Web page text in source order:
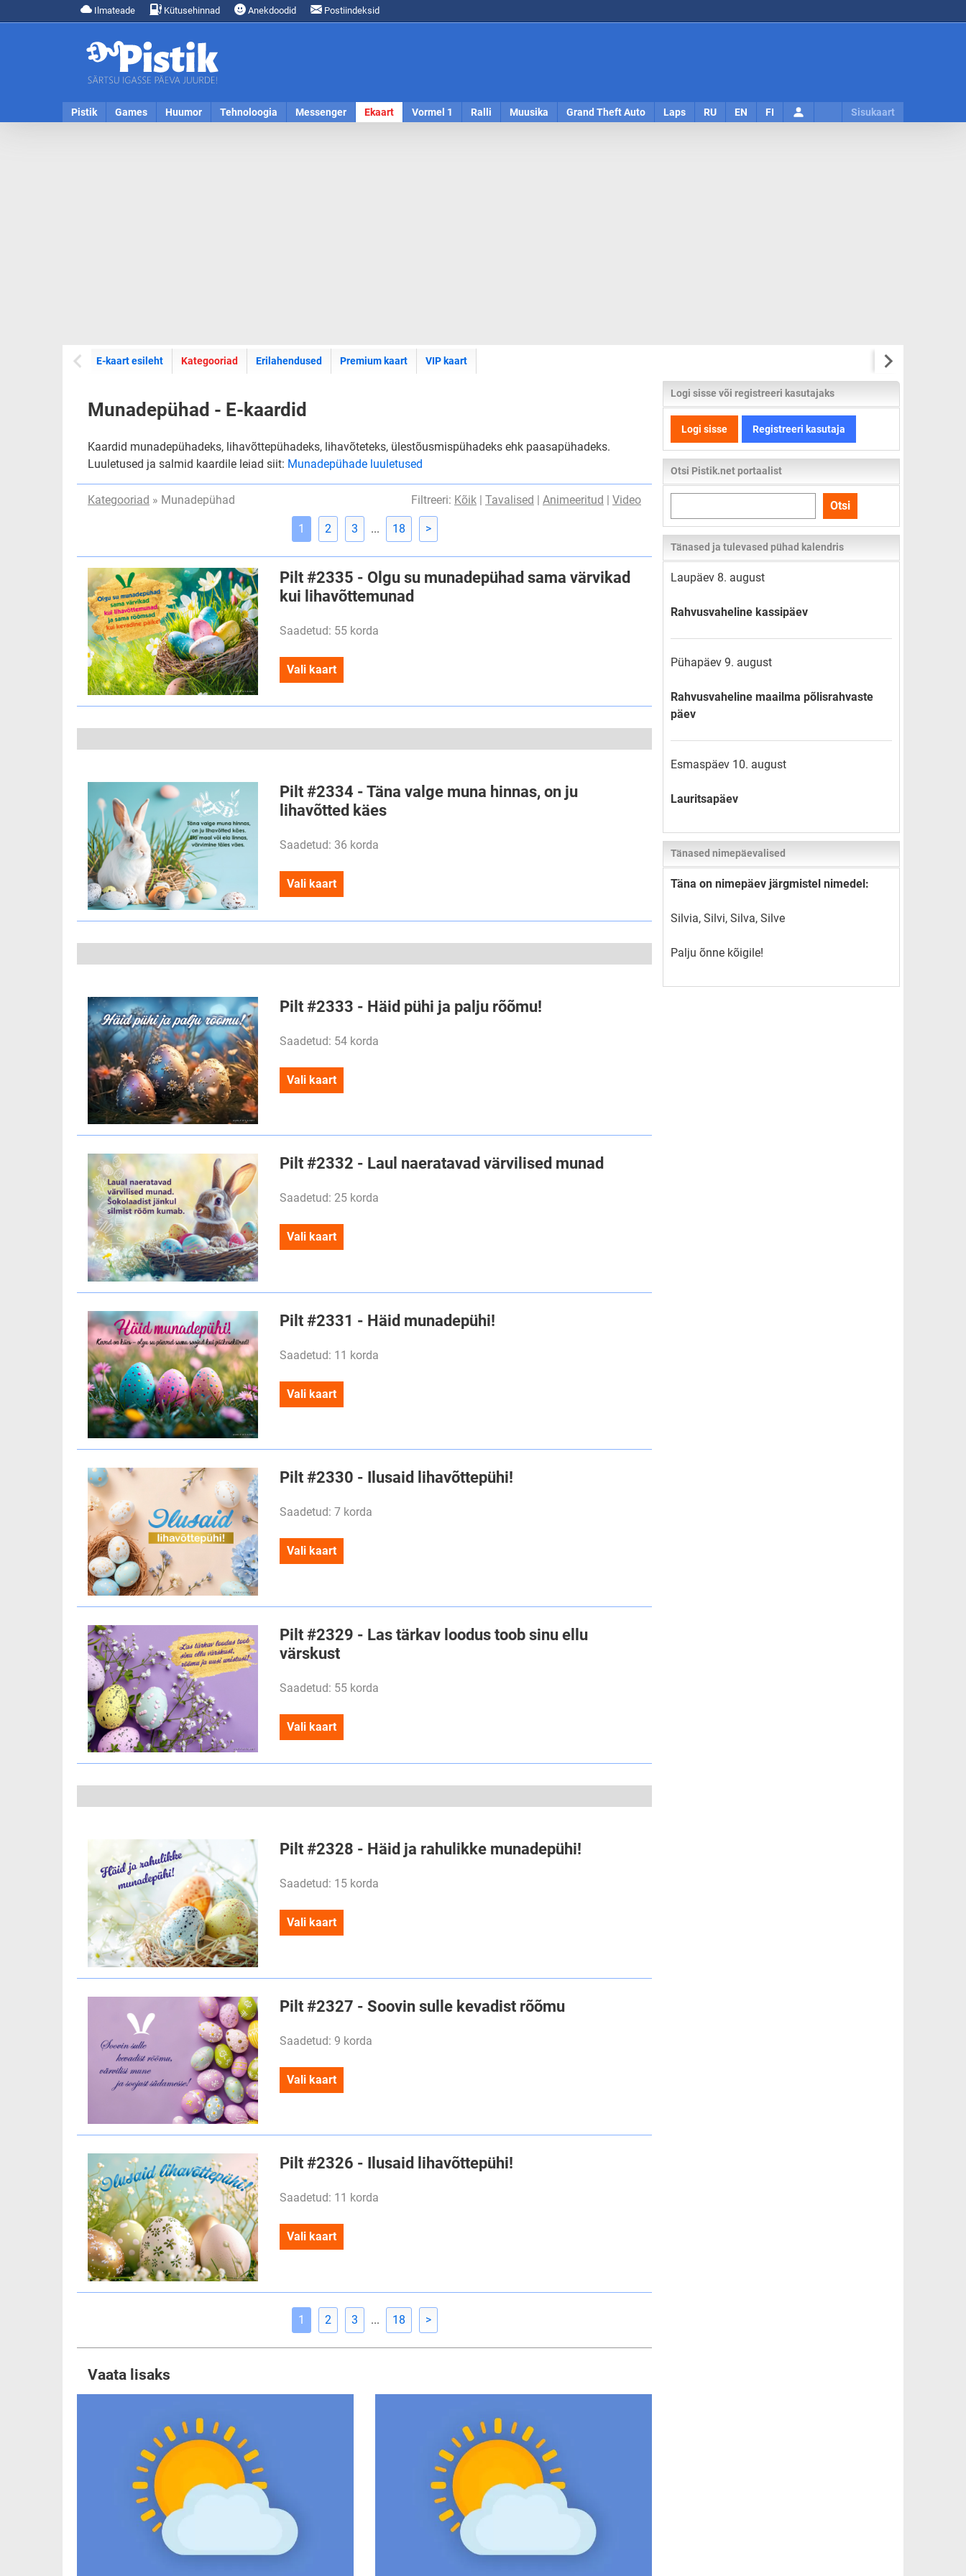
Ilmateade Kütusehinnad Anekdoodid Postiindeksid
Pistik Games Huumor Tehnoloogia Messenger Ekaart Vormel 1 Ralli Muusika Grand Theft Auto Laps RU EN FI Sisukaart
E-kaart esileht E-kaartide
Kategooriad Erilahendused Premium kaart VIP kaart
Munadepühad - E-kaardid
Kaardid munadepühadeks, lihavõttepühadeks, lihavõteteks, ülestõusmispühadeks ehk paasapühadeks.
Luuletused ja salmid kaardile leiad siit: Munadepühade luuletused
Kategooriad » Munadepühad Filtreeri: Kõik | Tavalised | Animeeritud | Video
1 2 3 ... 18 >
Pilt #2335 - Olgu su munadepühad sama värvikad
kui lihavõttemunad
Saadetud: 55 korda
Vali kaart
Pilt #2334 - Täna valge muna hinnas, on ju
lihavõtted käes
Saadetud: 36 korda
Vali kaart
Pilt #2333 - Häid pühi ja palju rõõmu!
Saadetud: 54 korda
Vali kaart
Pilt #2332 - Laul naeratavad värvilised munad
Saadetud: 25 korda
Vali kaart
Pilt #2331 - Häid munadepühi!
Saadetud: 11 korda
Vali kaart
Pilt #2330 - Ilusaid lihavõttepühi!
Saadetud: 7 korda
Vali kaart
Pilt #2329 - Las tärkav loodus toob sinu ellu
värskust
Saadetud: 55 korda
Vali kaart
Pilt #2328 - Häid ja rahulikke munadepühi!
Saadetud: 15 korda
Vali kaart
Pilt #2327 - Soovin sulle kevadist rõõmu
Saadetud: 9 korda
Vali kaart
Pilt #2326 - Ilusaid lihavõttepühi!
Saadetud: 11 korda
Vali kaart
1 2 3 ... 18 >
Vaata lisaks
Logi sisse või registreeri kasutajaks
Logi sisse Registreeri kasutaja
Otsi Pistik.net portaalist
kogu
lehelt
Otsi
Tänased ja tulevased pühad kalendris
Laupäev 8. august
Rahvusvaheline kassipäev
Pühapäev 9. august
Rahvusvaheline maailma põlisrahvaste
päev
Esmaspäev 10. august
Lauritsapäev
Tänased nimepäevalised
Täna on nimepäev järgmistel nimedel:
Silvia, Silvi, Silva, Silve
Palju õnne kõigile!